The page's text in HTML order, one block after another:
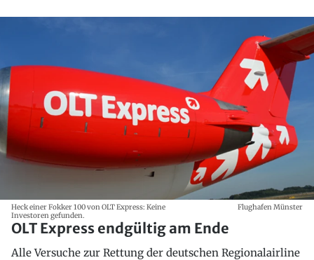
Heck einer Fokker 100 von OLT Express: Keine
Investoren gefunden.
Flughafen Münster
OLT Express endgültig am Ende
Alle Versuche zur Rettung der deutschen Regionalairline